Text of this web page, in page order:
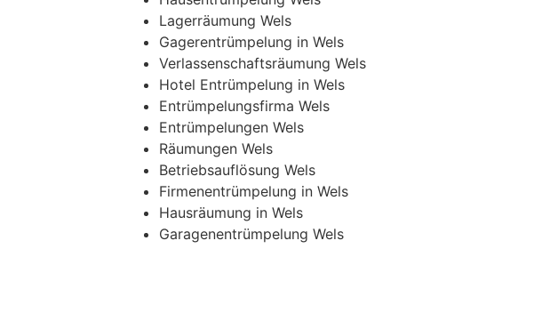
Lagerräumung Wels
Gagerentrümpelung in Wels
Verlassenschaftsräumung Wels
Hotel Entrümpelung in Wels
Entrümpelungsfirma Wels
Entrümpelungen Wels
Räumungen Wels
Betriebsauflösung Wels
Firmenentrümpelung in Wels
Hausräumung in Wels
Garagenentrümpelung Wels